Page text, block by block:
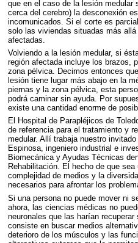
que en el caso de la lesión medular
cerca del cerebro) la desconexión
incomunicados. Si el corte es
solo las viviendas situadas más
afectadas.
Volviendo a la lesión medular, si
región afectada incluye los brazos,
zona pélvica. Decimos entonces
lesión tiene lugar más abajo en la
piernas y la zona pélvica, esta
podrá caminar sin ayuda. Por
existe una cantidad enorme de
El Hospital de Parapléjicos de
de referencia para el tratamiento y
medular. Allí trabaja nuestro
Espinosa, ingeniero industrial e
Biomecánica y Ayudas Técnicas
Rehabilitación. El hecho de que
complejidad de medios y la
necesarios para afrontar los
Si una persona no puede mover ni
ahora, las ciencias médicas no
neuronales que las harían
consiste en buscar medios
deterioro de los músculos y las